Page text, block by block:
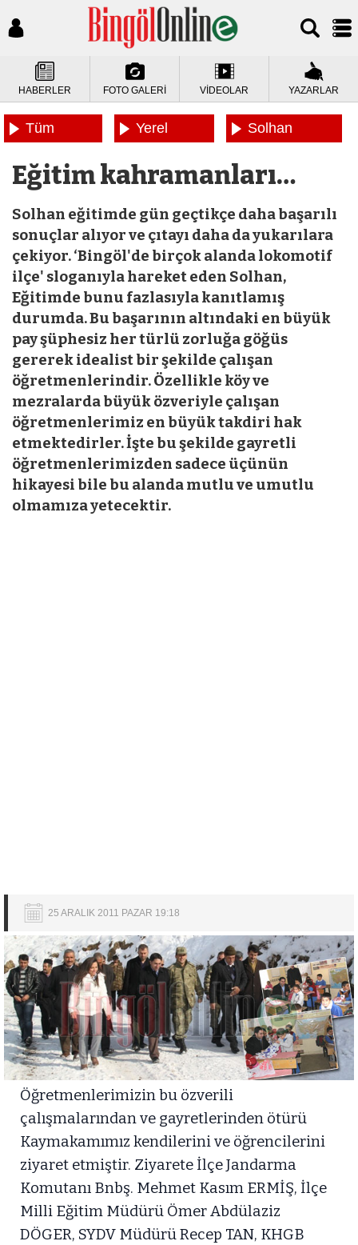
HABERLER FOTO GALERİ VİDEOLAR YAZARLAR
Tüm
Yerel
Solhan
Eğitim kahramanları…
Solhan eğitimde gün geçtikçe daha başarılı
sonuçlar alıyor ve çıtayı daha da yukarılara
çekiyor. ‘Bingöl'de birçok alanda lokomotif
ilçe' sloganıyla hareket eden Solhan,
Eğitimde bunu fazlasıyla kanıtlamış
durumda. Bu başarının altındaki en büyük
pay şüphesiz her türlü zorluğa göğüs
gererek idealist bir şekilde çalışan
öğretmenlerindir. Özellikle köy ve
mezralarda büyük özveriyle çalışan
öğretmenlerimiz en büyük takdiri hak
etmektedirler. İşte bu şekilde gayretli
öğretmenlerimizden sadece üçünün
hikayesi bile bu alanda mutlu ve umutlu
olmamıza yetecektir.
25 ARALIK 2011 PAZAR 19:18
Öğretmenlerimizin bu özverili
çalışmalarından ve gayretlerinden ötürü
Kaymakamımız kendilerini ve öğrencilerini
ziyaret etmiştir. Ziyarete İlçe Jandarma
Komutanı Bnbş. Mehmet Kasım ERMİŞ, İlçe
Milli Eğitim Müdürü Ömer Abdülaziz
DÖGER, SYDV Müdürü Recep TAN, KHGB